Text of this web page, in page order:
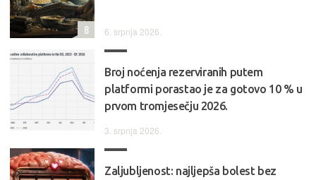
6. srpnja 2026.
8
Broj noćenja rezerviranih putem
platformi porastao je za gotovo 10 % u
prvom tromjesečju 2026.
3. srpnja 2026.
Zaljubljenost: najljepša bolest bez